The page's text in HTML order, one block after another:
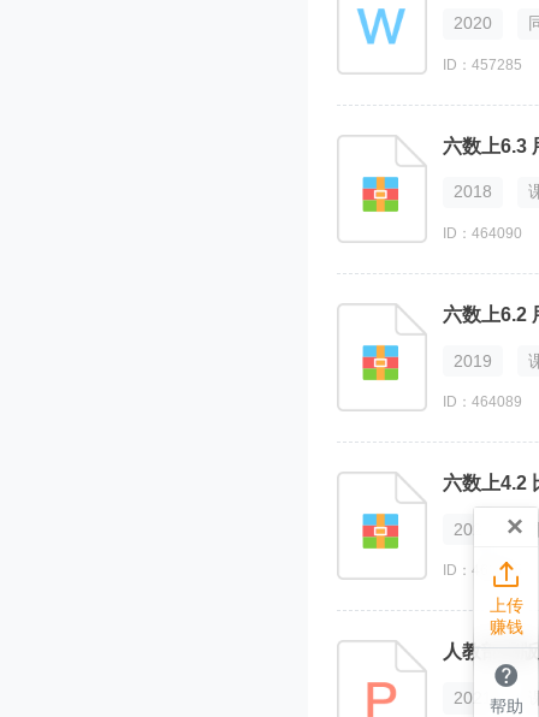
2020
ID：457285
六数上6.3
2018
ID：464090
六数上6.2
2019
ID：464089
六数上4.2
2020
ID：463415
人教部编
2021
×

上传
赚钱

帮助